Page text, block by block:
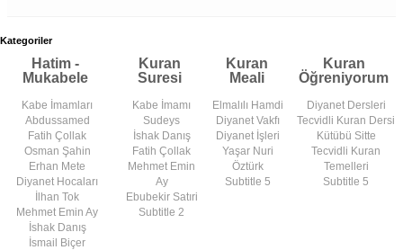
Kategoriler
Hatim -
Mukabele
Kuran
Suresi
Kuran
Meali
Kuran
Öğreniyorum
Kabe İmamları
Abdussamed
Fatih Çollak
Osman Şahin
Erhan Mete
Diyanet Hocaları
İlhan Tok
Mehmet Emin Ay
İshak Danış
İsmail Biçer
Kabe İmamı
Sudeys
İshak Danış
Fatih Çollak
Mehmet Emin
Ay
Ebubekir Satıri
Subtitle 2
Elmalılı Hamdi
Diyanet Vakfı
Diyanet İşleri
Yaşar Nuri
Öztürk
Subtitle 5
Diyanet Dersleri
Tecvidli Kuran Dersi
Kütübü Sitte
Tecvidli Kuran
Temelleri
Subtitle 5